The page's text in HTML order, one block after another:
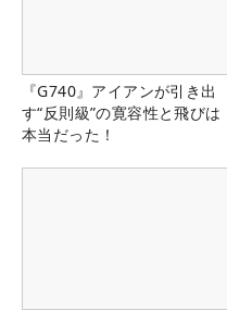
『G740』アイアンが引き出
す“反則級”の寛容性と飛びは
本当だった！